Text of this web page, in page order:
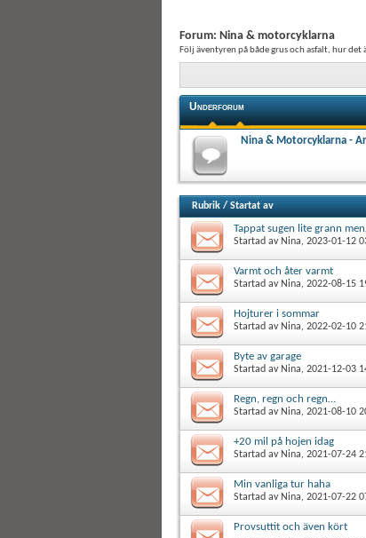
Forum: Nina & motorcyklarna
Följ äventyren på både grus och asfalt, hur
Underforum
Nina & Motorcyklarna -
Rubrik / Startat av
Tappat sugen lite grann
Startad av Nina, 2023-01-12
Varmt och åter varmt
Startad av Nina, 2022-08-15
Hojturer i sommar
Startad av Nina, 2022-02-10
Byte av garage
Startad av Nina, 2021-12-03
Regn, regn och regn…
Startad av Nina, 2021-08-10
+20 mil på hojen idag
Startad av Nina, 2021-07-24
Min vanliga tur haha
Startad av Nina, 2021-07-22
Provsuttit och även kört